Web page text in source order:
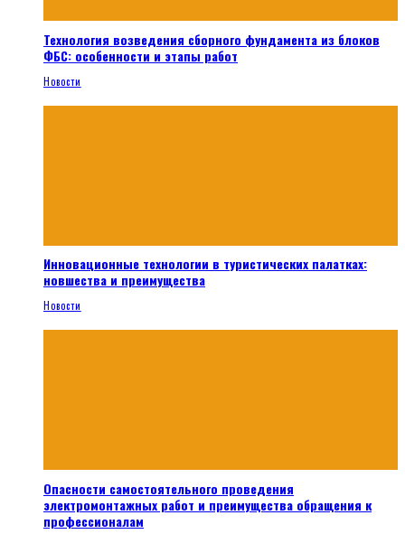
Технология возведения сборного фундамента из блоков
ФБС: особенности и этапы работ
Новости
Инновационные технологии в туристических палатках:
новшества и преимущества
Новости
Опасности самостоятельного проведения
электромонтажных работ и преимущества обращения к
профессионалам